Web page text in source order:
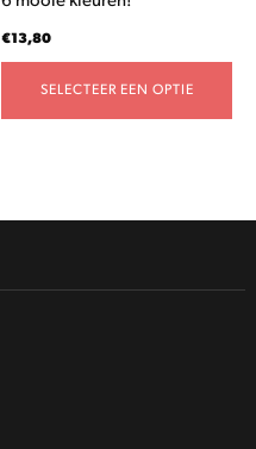
€13,80
SELECTEER EEN OPTIE
productpagina